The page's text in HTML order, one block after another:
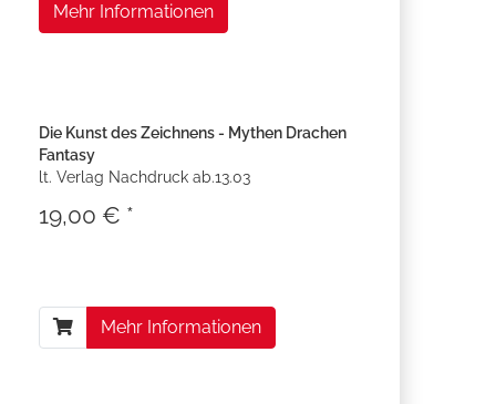
Mehr Informationen
Die Kunst des Zeichnens - Mythen Drachen
Fantasy
lt. Verlag Nachdruck ab.13.03
19,00 € *
Mehr Informationen